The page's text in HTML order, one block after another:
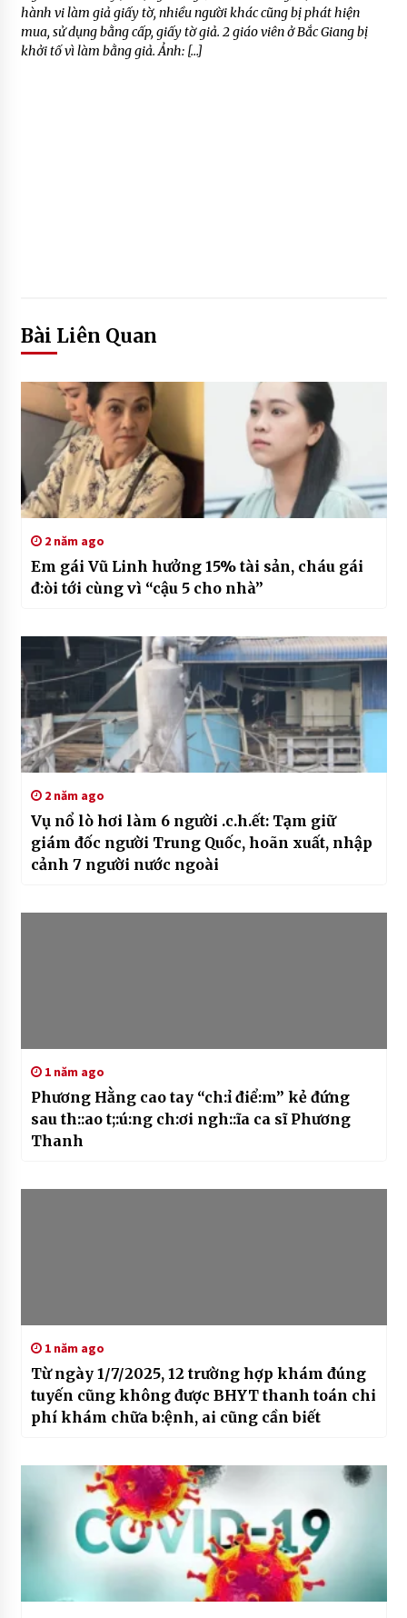
hành vi làm giả giấy tờ, nhiều người khác cũng bị phát hiện
mua, sử dụng bằng cấp, giấy tờ giả. 2 giáo viên ở Bắc Giang bị
khởi tố vì làm bằng giả. Ảnh: […]
Bài Liên Quan
2 năm ago
Em gái Vũ Linh hưởng 15% tài sản, cháu gái
đ:òi tới cùng vì “cậu 5 cho nhà”
2 năm ago
Vụ nổ lò hơi làm 6 người .c.h.ết: Tạm giữ
giám đốc người Trung Quốc, hoãn xuất, nhập
cảnh 7 người nước ngoài
1 năm ago
Phương Hằng cao tay “ch:ỉ điể:m” kẻ đứng
sau th::ao t;:ú:ng ch:ơi ngh::ĩa ca sĩ Phương
Thanh
1 năm ago
Từ ngày 1/7/2025, 12 trường hợp khám đúng
tuyến cũng không được BHYT thanh toán chi
phí khám chữa b:ệnh, ai cũng cần biết